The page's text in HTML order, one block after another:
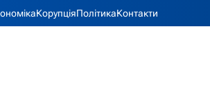
КорупціяПолітикаКонтакти